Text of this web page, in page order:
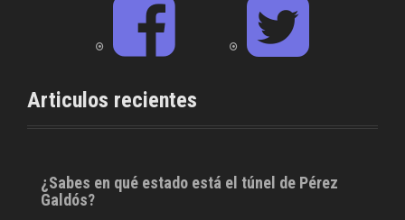
a
k
w
Articulos recientes
¿Sabes en qué estado está el túnel de Pérez
Galdós?